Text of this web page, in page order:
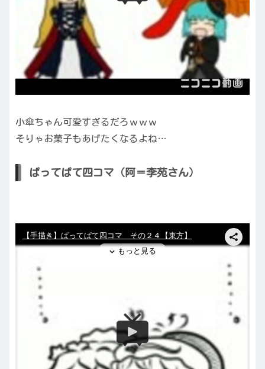
小傘ちゃん可愛すぎるだろｗｗｗ
そりゃお菓子もあげたくなるよね…
ぱってぱて四コマ（阿＝李苑さん）